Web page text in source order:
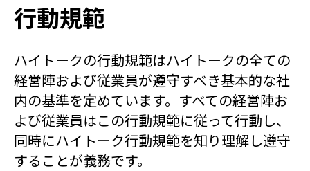
行動規範
ハイトークの行動規範はハイトークの全ての
経営陣および従業員が遵守すべき基本的な社
内の基準を定めています。すべての経営陣お
よび従業員はこの行動規範に従って行動し、
同時にハイトーク行動規範を知り理解し遵守
することが義務です。